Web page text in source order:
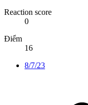
Reaction score
0
Điểm
16
8/7/23